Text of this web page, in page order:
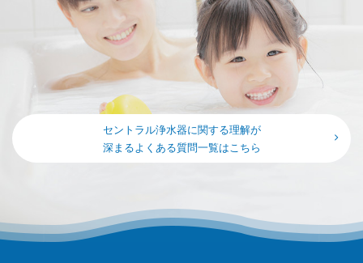
セントラル浄水器に関する理解が
深まるよくある質問一覧はこちら